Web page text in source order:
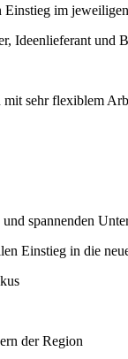
Einstieg im
Ideenlieferant
sehr flexiblem
spannenden
Einstieg in die
der Region